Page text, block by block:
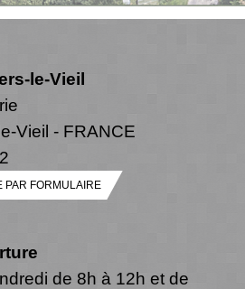
le-Vieil
Vieil - FRANCE
PAR FORMULAIRE
de 8h à 12h et de